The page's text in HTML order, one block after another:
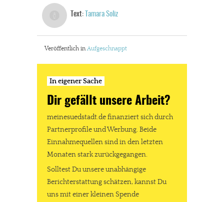
Text: Tamara Soliz
Veröffentlich inAufgeschnappt
In eigener Sache
Dir gefällt unsere Arbeit?
meinesuedstadt.de finanziert sich durch
Partnerprofile und Werbung. Beide
Einnahmequellen sind in den letzten
Monaten stark zurückgegangen.
Solltest Du unsere unabhängige
Berichterstattung schätzen, kannst Du
uns mit einer kleinen Spende